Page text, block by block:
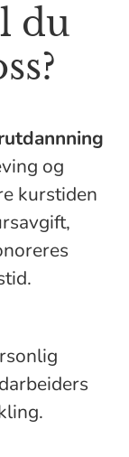
du
og
kurstiden